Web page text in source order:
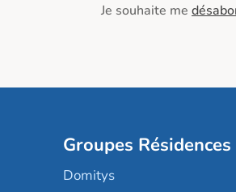
Je souhaite me
Groupes
Domitys